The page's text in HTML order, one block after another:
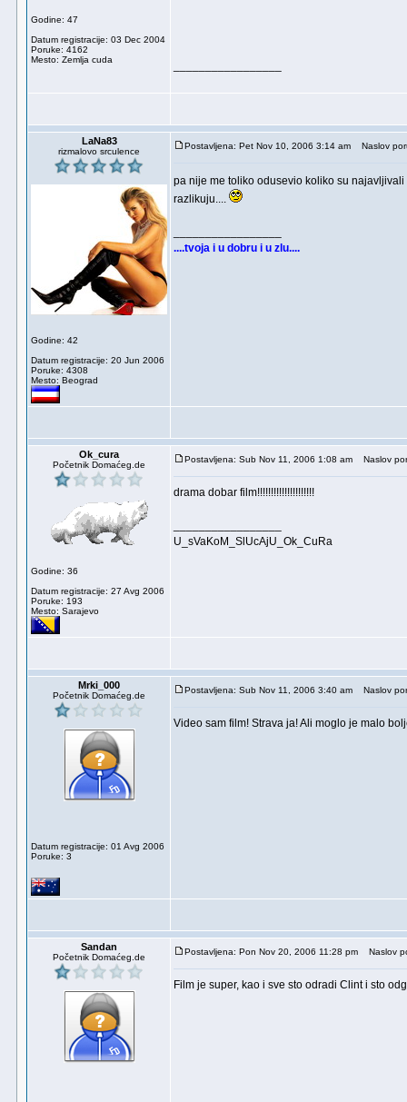
Godine: 47
Datum registracije: 03 Dec 2004
Poruke: 4162
Mesto: Zemlja cuda
LaNa83
rizmalovo srculence
Godine: 42
Datum registracije: 20 Jun 2006
Poruke: 4308
Mesto: Beograd
Postavljena: Pet Nov 10, 2006 3:14 am Naslov
pa nije me toliko odusevio koliko su
razlikuju....
....tvoja i u dobru i u zlu....
Ok_cura
Početnik Domaćeg.de
Godine: 36
Datum registracije: 27 Avg 2006
Poruke: 193
Mesto: Sarajevo
Postavljena: Sub Nov 11, 2006 1:08 am Naslov
drama dobar film!!!!!!!!!!!!!!!!!!!!!
U_sVaKoM_SlUcAjU_Ok_CuRa
Mrki_000
Početnik Domaćeg.de
Datum registracije: 01 Avg 2006
Poruke: 3
Postavljena: Sub Nov 11, 2006 3:40 am Naslov
Video sam film! Strava ja! Ali moglo je malo
Sandan
Početnik Domaćeg.de
Postavljena: Pon Nov 20, 2006 11:28 pm Naslov
Film je super, kao i sve sto odradi Clint i sto